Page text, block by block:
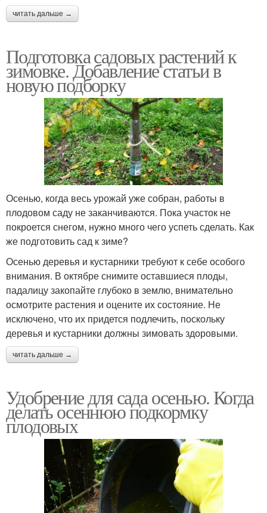
читать дальше →
Подготовка садовых растений к
зимовке. Добавление статьи в
новую подборку
Осенью, когда весь урожай уже собран, работы в
плодовом саду не заканчиваются. Пока участок не
покроется снегом, нужно много чего успеть сделать. Как
же подготовить сад к зиме?
Осенью деревья и кустарники требуют к себе особого
внимания. В октябре снимите оставшиеся плоды,
падалицу закопайте глубоко в землю, внимательно
осмотрите растения и оцените их состояние. Не
исключено, что их придется подлечить, поскольку
деревья и кустарники должны зимовать здоровыми.
читать дальше →
Удобрение для сада осенью. Когда
делать осеннюю подкормку
плодовых